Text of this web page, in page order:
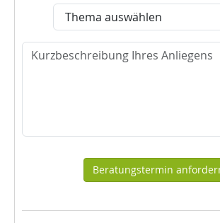
Thema
Nachricht